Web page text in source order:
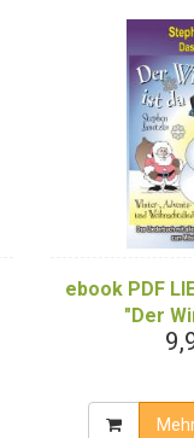
ebook PDF
"Der